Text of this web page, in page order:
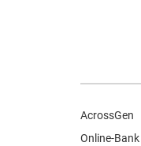
AcrossGen
Online-Bank